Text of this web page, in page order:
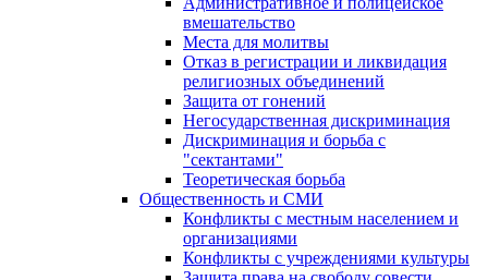
вмешательство
Места для молитвы
Отказ в регистрации и ликвидация
религиозных объединений
Защита от гонений
Негосударственная дискриминация
Дискриминация и борьба с
"сектантами"
Теоретическая борьба
Общественность и СМИ
Конфликты с местным населением и
организациями
Конфликты с учреждениями культуры